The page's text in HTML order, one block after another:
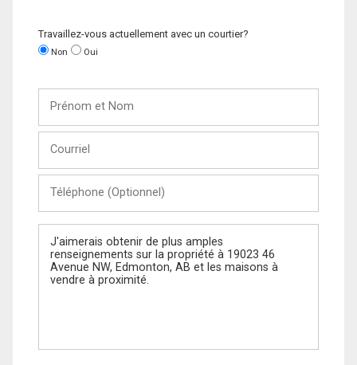
Travaillez-vous actuellement avec un courtier?
Non Oui
Nom
(Optionnel)
Message